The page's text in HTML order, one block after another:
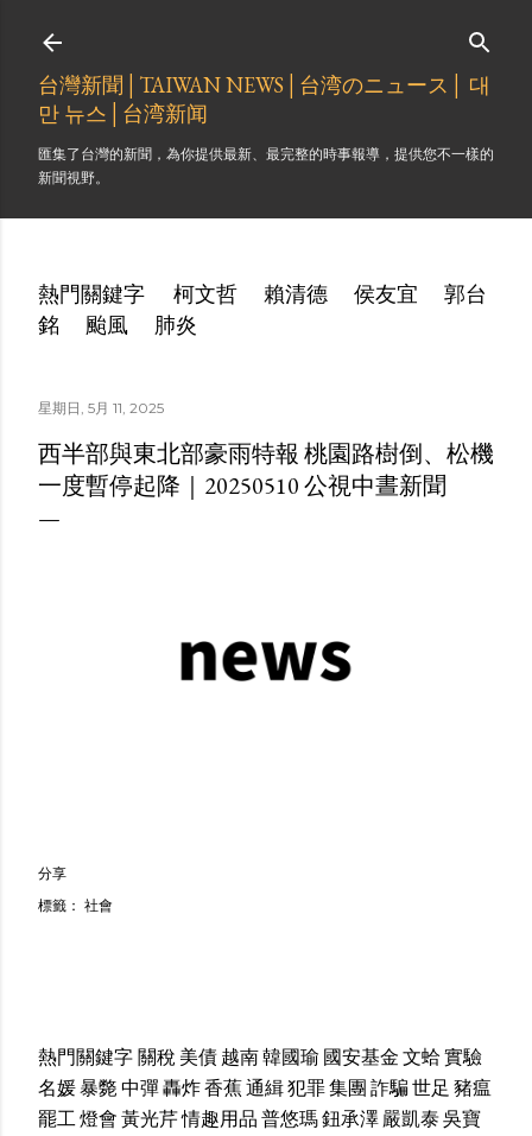
台灣新聞│TAIWAN NEWS│台湾のニュース│ 대
만 뉴스│台湾新闻
匯集了台灣的新聞，為你提供最新、最完整的時事報導，提供您不一樣的
新聞視野。
熱門關鍵字 柯文哲 賴清德 侯友宜
郭台
銘
颱風 肺炎
星期日, 5月 11, 2025
西半部與東北部豪雨特報 桃園路樹倒、松機
一度暫停起降｜20250510 公視中晝新聞
分享
標籤： 社會
熱門關鍵字關稅美債越南韓國瑜 國安基金文蛤實驗
名媛暴斃中彈轟炸香蕉通緝犯罪集團詐騙世足 豬瘟
罷工燈會黃光芹情趣用品普悠瑪鈕承澤嚴凱泰吳寶